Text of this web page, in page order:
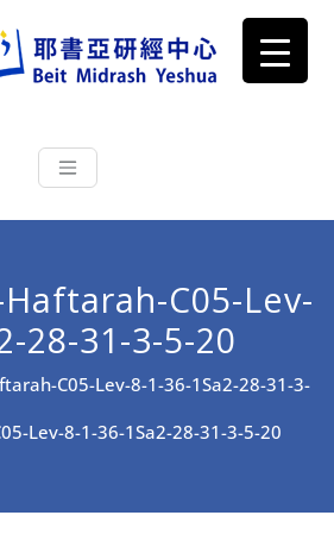
耶書亞研經中心
根源明白聖經，成為更好的門徒
C05-Lev-
28-31-3-5-20
C05-Lev-8-1-36-1Sa2-28-31-3-
Lev-8-1-36-1Sa2-28-31-3-5-20